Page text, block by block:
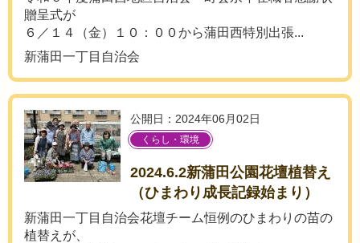
贈呈式が
６／１４（金）１０：００から蒲田西特別出張...
新蒲田一丁目自治会
公開日：2024年06月02日
くらし・環境
2024.6.2新蒲田公園花壇植替え
（ひまわり成長記録始まり）
新蒲田一丁目自治会花壇チーム恒例のひまわりの苗の
植替えが、